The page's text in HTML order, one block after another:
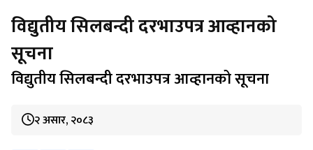
विद्युतीय सिलबन्दी दरभाउपत्र आव्हानको
सूचना
विद्युतीय सिलबन्दी दरभाउपत्र आव्हानको सूचना
२ असार, २०८३